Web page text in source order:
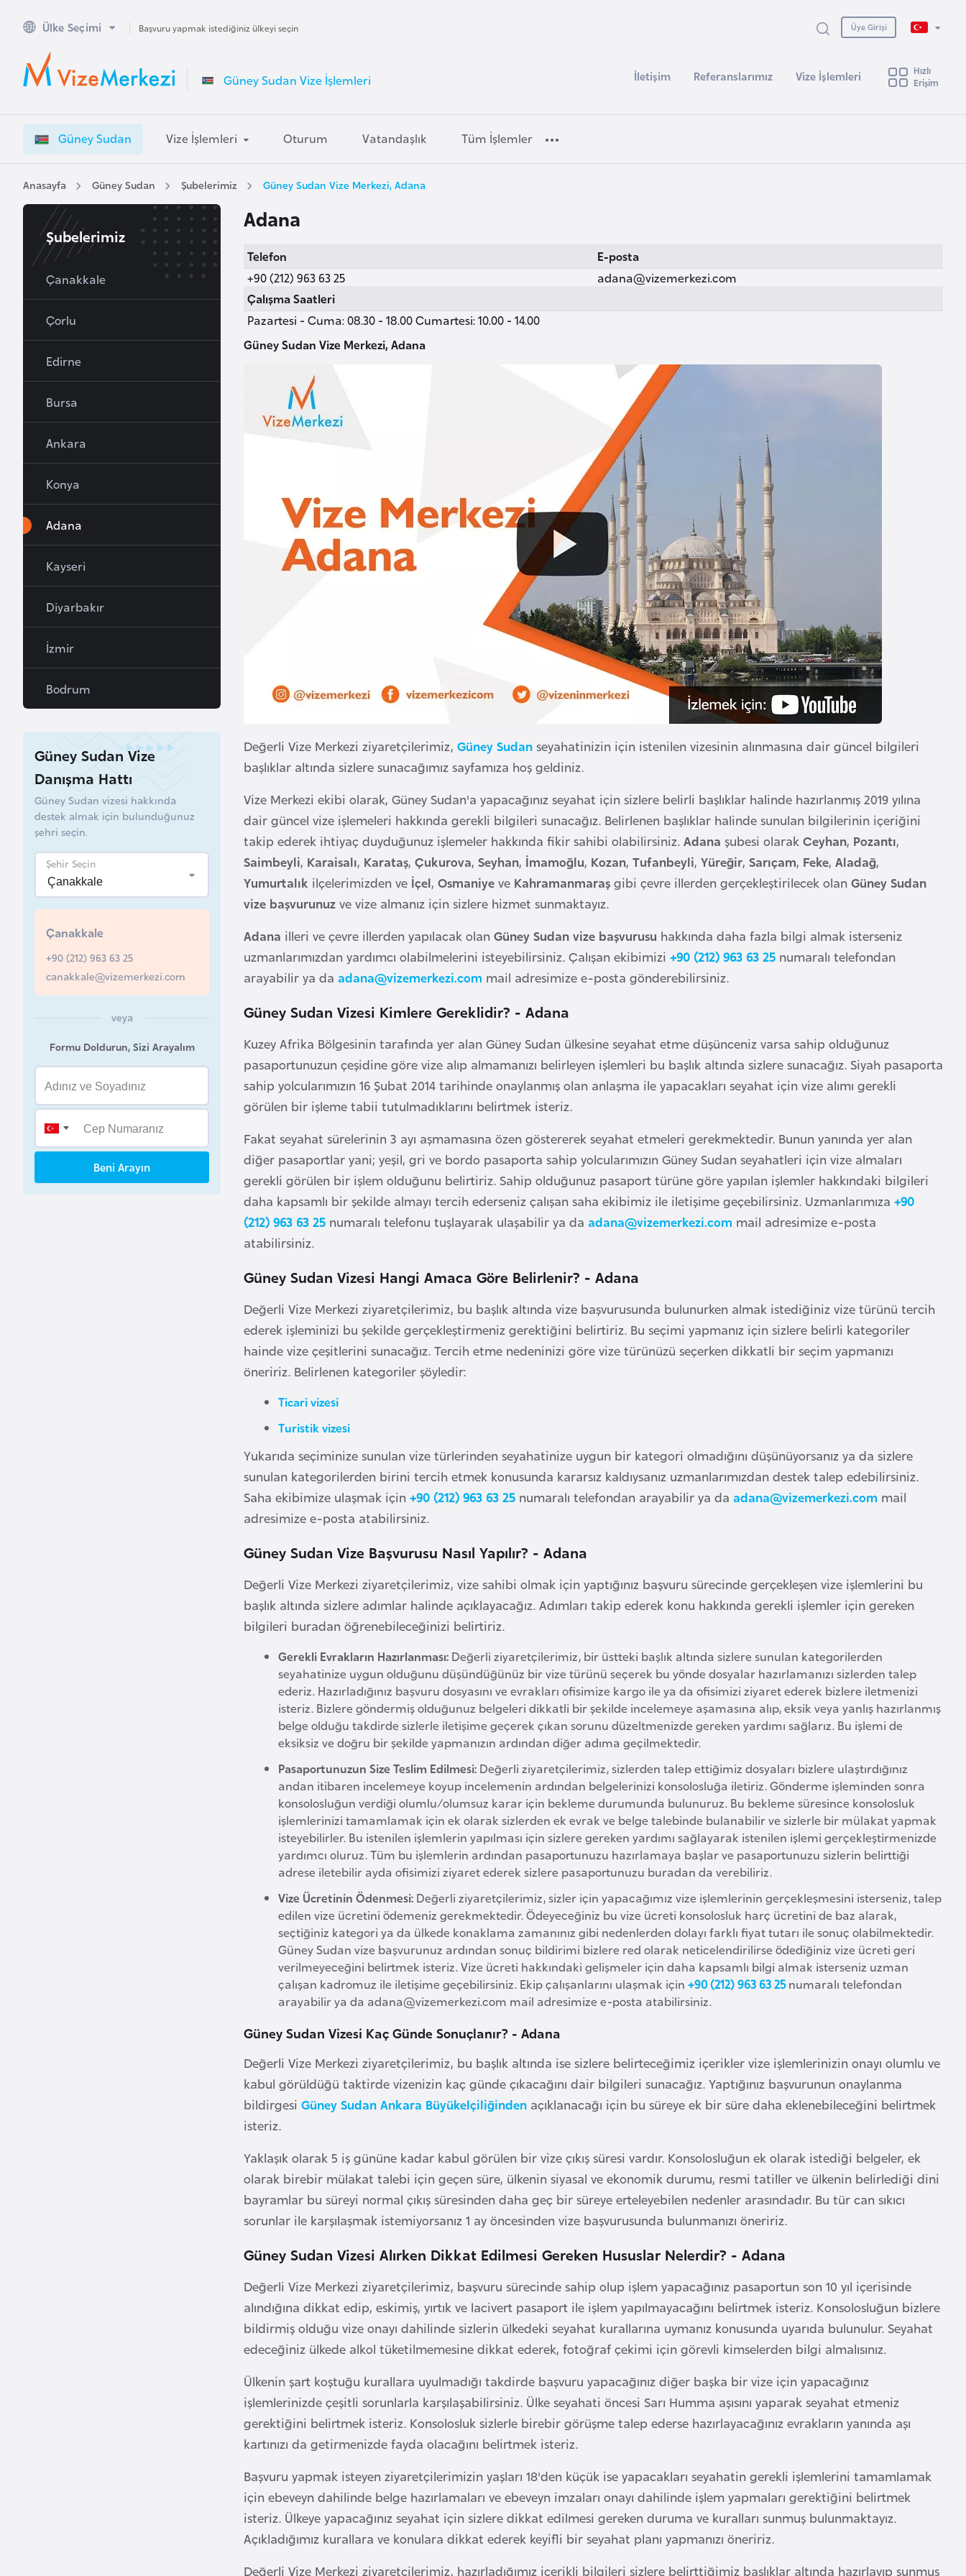
Ülke Seçimi Başvuru yapmak istediğiniz ülkeyi seçin Üye Girişi
Güney Sudan Vize İşlemleri İletişim Referanslarımız Vize İşlemleri
Hızlı
Erişim
Güney Sudan Vize İşlemleri Oturum Vatandaşlık Tüm İşlemler
Anasayfa Güney Sudan Şubelerimiz Güney Sudan Vize Merkezi, Adana
Adana
Telefon
+90 (212) 963 63 25
E-posta
adana@vizemerkezi.com
Çalışma Saatleri
Pazartesi - Cuma: 08.30 - 18.00 Cumartesi: 10.00 - 14.00
Güney Sudan Vize Merkezi, Adana
Değerli Vize Merkezi ziyaretçilerimiz, Güney Sudan seyahatinizin için istenilen vizesinin alınmasına dair güncel bilgileri
başlıklar altında sizlere sunacağımız sayfamıza hoş geldiniz.
Vize Merkezi ekibi olarak, Güney Sudan'a yapacağınız seyahat için sizlere belirli başlıklar halinde hazırlanmış 2019 yılına
dair güncel vize işlemeleri hakkında gerekli bilgileri sunacağız. Belirlenen başlıklar halinde sunulan bilgilerinin içeriğini
takip ederek ihtiyaç duyduğunuz işlemeler hakkında fikir sahibi olabilirsiniz. Adana şubesi olarak Ceyhan, Pozantı,
Saimbeyli, Karaisalı, Karataş, Çukurova, Seyhan, İmamoğlu, Kozan, Tufanbeyli, Yüreğir, Sarıçam, Feke, Aladağ,
Yumurtalık ilçelerimizden ve İçel, Osmaniye ve Kahramanmaraş gibi çevre illerden gerçekleştirilecek olan Güney Sudan
vize başvurunuz ve vize almanız için sizlere hizmet sunmaktayız.
Adana illeri ve çevre illerden yapılacak olan Güney Sudan vize başvurusu hakkında daha fazla bilgi almak isterseniz
uzmanlarımızdan yardımcı olabilmelerini isteyebilirsiniz. Çalışan ekibimizi +90 (212) 963 63 25 numaralı telefondan
arayabilir ya da adana@vizemerkezi.com mail adresimize e-posta gönderebilirsiniz.
Güney Sudan Vizesi Kimlere Gereklidir? - Adana
Kuzey Afrika Bölgesinin tarafında yer alan Güney Sudan ülkesine seyahat etme düşünceniz varsa sahip olduğunuz
pasaportunuzun çeşidine göre vize alıp almamanızı belirleyen işlemleri bu başlık altında sizlere sunacağız. Siyah pasaporta
sahip yolcularımızın 16 Şubat 2014 tarihinde onaylanmış olan anlaşma ile yapacakları seyahat için vize alımı gerekli
görülen bir işleme tabii tutulmadıklarını belirtmek isteriz.
Fakat seyahat sürelerinin 3 ayı aşmamasına özen göstererek seyahat etmeleri gerekmektedir. Bunun yanında yer alan
diğer pasaportlar yani; yeşil, gri ve bordo pasaporta sahip yolcularımızın Güney Sudan seyahatleri için vize almaları
gerekli görülen bir işlem olduğunu belirtiriz. Sahip olduğunuz pasaport türüne göre yapılan işlemler hakkındaki bilgileri
daha kapsamlı bir şekilde almayı tercih ederseniz çalışan saha ekibimiz ile iletişime geçebilirsiniz. Uzmanlarımıza +90
(212) 963 63 25 numaralı telefonu tuşlayarak ulaşabilir ya da adana@vizemerkezi.com mail adresimize e-posta
atabilirsiniz.
Güney Sudan Vizesi Hangi Amaca Göre Belirlenir? - Adana
Değerli Vize Merkezi ziyaretçilerimiz, bu başlık altında vize başvurusunda bulunurken almak istediğiniz vize türünü tercih
ederek işleminizi bu şekilde gerçekleştirmeniz gerektiğini belirtiriz. Bu seçimi yapmanız için sizlere belirli kategoriler
hainde vize çeşitlerini sunacağız. Tercih etme nedeninizi göre vize türünüzü seçerken dikkatli bir seçim yapmanızı
öneririz. Belirlenen kategoriler şöyledir:
Ticari vizesi
Turistik vizesi
Yukarıda seçiminize sunulan vize türlerinden seyahatinize uygun bir kategori olmadığını düşünüyorsanız ya da sizlere
sunulan kategorilerden birini tercih etmek konusunda kararsız kaldıysanız uzmanlarımızdan destek talep edebilirsiniz.
Saha ekibimize ulaşmak için +90 (212) 963 63 25 numaralı telefondan arayabilir ya da adana@vizemerkezi.com mail
adresimize e-posta atabilirsiniz.
Güney Sudan Vize Başvurusu Nasıl Yapılır? - Adana
Değerli Vize Merkezi ziyaretçilerimiz, vize sahibi olmak için yaptığınız başvuru sürecinde gerçekleşen vize işlemlerini bu
başlık altında sizlere adımlar halinde açıklayacağız. Adımları takip ederek konu hakkında gerekli işlemler için gereken
bilgileri buradan öğrenebileceğinizi belirtiriz.
Gerekli Evrakların Hazırlanması: Değerli ziyaretçilerimiz, bir üstteki başlık altında sizlere sunulan kategorilerden
seyahatinize uygun olduğunu düşündüğünüz bir vize türünü seçerek bu yönde dosyalar hazırlamanızı sizlerden talep
ederiz. Hazırladığınız başvuru dosyasını ve evrakları ofisimize kargo ile ya da ofisimizi ziyaret ederek bizlere iletmenizi
isteriz. Bizlere göndermiş olduğunuz belgeleri dikkatli bir şekilde incelemeye aşamasına alıp, eksik veya yanlış hazırlanmış
belge olduğu takdirde sizlerle iletişime geçerek çıkan sorunu düzeltmenizde gereken yardımı sağlarız. Bu işlemi de
eksiksiz ve doğru bir şekilde yapmanızın ardından diğer adıma geçilmektedir.
Pasaportunuzun Size Teslim Edilmesi: Değerli ziyaretçilerimiz, sizlerden talep ettiğimiz dosyaları bizlere ulaştırdığınız
andan itibaren incelemeye koyup incelemenin ardından belgelerinizi konsolosluğa iletiriz. Gönderme işleminden sonra
konsolosluğun verdiği olumlu/olumsuz karar için bekleme durumunda bulunuruz. Bu bekleme süresince konsolosluk
işlemlerinizi tamamlamak için ek olarak sizlerden ek evrak ve belge talebinde bulanabilir ve sizlerle bir mülakat yapmak
isteyebilirler. Bu istenilen işlemlerin yapılması için sizlere gereken yardımı sağlayarak istenilen işlemi gerçekleştirmenizde
yardımcı oluruz. Tüm bu işlemlerin ardından pasaportunuzu hazırlamaya başlar ve pasaportunuzu sizlerin belirttiği
adrese iletebilir ayda ofisimizi ziyaret ederek sizlere pasaportunuzu buradan da verebiliriz.
Vize Ücretinin Ödenmesi: Değerli ziyaretçilerimiz, sizler için yapacağımız vize işlemlerinin gerçekleşmesini isterseniz, talep
edilen vize ücretini ödemeniz gerekmektedir. Ödeyeceğiniz bu vize ücreti konsolosluk harç ücretini de baz alarak,
seçtiğiniz kategori ya da ülkede konaklama zamanınız gibi nedenlerden dolayı farklı fiyat tutarı ile sonuç olabilmektedir.
Güney Sudan vize başvurunuz ardından sonuç bildirimi bizlere red olarak neticelendirilirse ödediğiniz vize ücreti geri
verilmeyeceğini belirtmek isteriz. Vize ücreti hakkındaki gelişmeler için daha kapsamlı bilgi almak isterseniz uzman
çalışan kadromuz ile iletişime geçebilirsiniz. Ekip çalışanlarını ulaşmak için +90 (212) 963 63 25numaralı telefondan
arayabilir ya da adana@vizemerkezi.com mail adresimize e-posta atabilirsiniz.
Güney Sudan Vizesi Kaç Günde Sonuçlanır? - Adana
Değerli Vize Merkezi ziyaretçilerimiz, bu başlık altında ise sizlere belirteceğimiz içerikler vize işlemlerinizin onayı olumlu ve
kabul görüldüğü taktirde vizenizin kaç günde çıkacağını dair bilgileri sunacağız. Yaptığınız başvurunun onaylanma
bildirgesi Güney Sudan Ankara Büyükelçiliğinden açıklanacağı için bu süreye ek bir süre daha eklenebileceğini belirtmek
isteriz.
Yaklaşık olarak 5 iş gününe kadar kabul görülen bir vize çıkış süresi vardır. Konsolosluğun ek olarak istediği belgeler, ek
olarak birebir mülakat talebi için geçen süre, ülkenin siyasal ve ekonomik durumu, resmi tatiller ve ülkenin belirlediği dini
bayramlar bu süreyi normal çıkış süresinden daha geç bir süreye erteleyebilen nedenler arasındadır. Bu tür can sıkıcı
sorunlar ile karşılaşmak istemiyorsanız 1 ay öncesinden vize başvurusunda bulunmanızı öneririz.
Güney Sudan Vizesi Alırken Dikkat Edilmesi Gereken Hususlar Nelerdir? - Adana
Değerli Vize Merkezi ziyaretçilerimiz, başvuru sürecinde sahip olup işlem yapacağınız pasaportun son 10 yıl içerisinde
alındığına dikkat edip, eskimiş, yırtık ve lacivert pasaport ile işlem yapılmayacağını belirtmek isteriz. Konsolosluğun bizlere
bildirmiş olduğu vize onayı dahilinde sizlerin ülkedeki seyahat kurallarına uymanız konusunda uyarıda bulunulur. Seyahat
edeceğiniz ülkede alkol tüketilmemesine dikkat ederek, fotoğraf çekimi için görevli kimselerden bilgi almalısınız.
Ülkenin şart koştuğu kurallara uyulmadığı takdirde başvuru yapacağınız diğer başka bir vize için yapacağınız
işlemlerinizde çeşitli sorunlarla karşılaşabilirsiniz. Ülke seyahati öncesi Sarı Humma aşısını yaparak seyahat etmeniz
gerektiğini belirtmek isteriz. Konsolosluk sizlerle birebir görüşme talep ederse hazırlayacağınız evrakların yanında aşı
kartınızı da getirmenizde fayda olacağını belirtmek isteriz.
Başvuru yapmak isteyen ziyaretçilerimizin yaşları 18'den küçük ise yapacakları seyahatin gerekli işlemlerini tamamlamak
için ebeveyn dahilinde belge hazırlamaları ve ebeveyn imzaları onayı dahilinde işlem yapmaları gerektiğini belirtmek
isteriz. Ülkeye yapacağınız seyahat için sizlere dikkat edilmesi gereken duruma ve kuralları sunmuş bulunmaktayız.
Açıkladığımız kurallara ve konulara dikkat ederek keyifli bir seyahat planı yapmanızı öneririz.
Değerli Vize Merkezi ziyaretçilerimiz, hazırladığımız içerikli bilgileri sizlere belirttiğimiz başlıklar altında hazırlayıp sunmuş
Şubelerimiz
Çanakkale
Çorlu
Edirne
Bursa
Ankara
Konya
Adana
Kayseri
Diyarbakır
İzmir
Bodrum
Güney Sudan Vize
Danışma Hattı
Güney Sudan vizesi hakkında
destek almak için bulunduğunuz
şehri seçin.
Şehir Seçin
Çanakkale
+90 (212) 963 63 25
canakkale@vizemerkezi.com
veya
Formu Doldurun, Sizi Arayalım
Beni Arayın
A
u
s
a
l
A
u
s
t
y
z
r
b
a
y
c
a
n
B
r
n
B
a
n
g
l
a
d
e
a
r
u
s
B
l